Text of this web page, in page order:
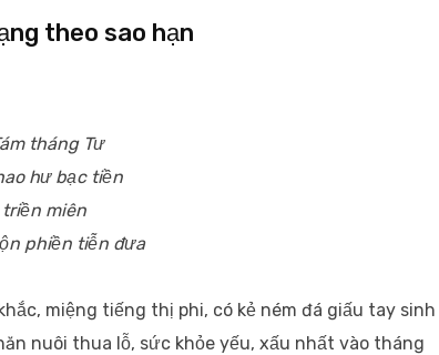
theo sao hạn
tháng Tư
hư bạc tiền
miên
phiền tiễn đưa
miệng tiếng thị phi, có kẻ ném đá giấu tay sinh
nuôi thua lỗ, sức khỏe yếu, xấu nhất vào tháng